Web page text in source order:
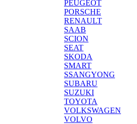
PEUGEOT
PORSCHE
RENAULT
SAAB
SCION
SEAT
SKODA
SMART
SSANGYONG
SUBARU
SUZUKI
TOYOTA
VOLKSWAGEN
VOLVO